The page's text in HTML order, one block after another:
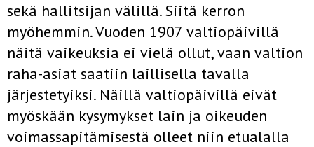
sekä hallitsijan välillä. Siitä kerron
myöhemmin. Vuoden 1907 valtiopäivillä
näitä vaikeuksia ei vielä ollut, vaan valtion
raha-asiat saatiin laillisella tavalla
järjestetyiksi. Näillä valtiopäivillä eivät
myöskään kysymykset lain ja oikeuden
voimassapitä­misestä olleet niin etualalla